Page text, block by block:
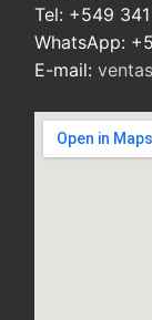
Tel: +549 341
WhatsApp:
E-mail: